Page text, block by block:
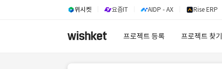
위시켓 요즘IT AIDP - AX Rise ERP
프로젝트 등록 프로젝트 찾기